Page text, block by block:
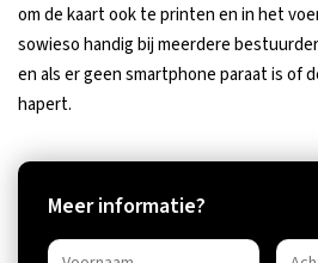
om de kaart ook te printen en in het
sowieso handig bij meerdere
en als er geen smartphone paraat is of
hapert.
Meer informatie?